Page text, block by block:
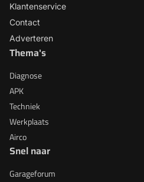
Klantenservice
Contact
Adverteren
Thema's
Diagnose
APK
Techniek
Werkplaats
Airco
Snel naar
Garageforum